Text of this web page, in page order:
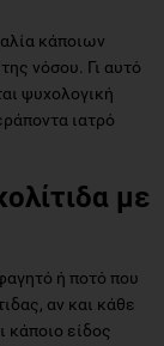
κάποιων
νόσου. Γι αυτό
ψυχολογική
ιατρό
με
ή ποτό που
αν και κάθε
κάποιο είδος